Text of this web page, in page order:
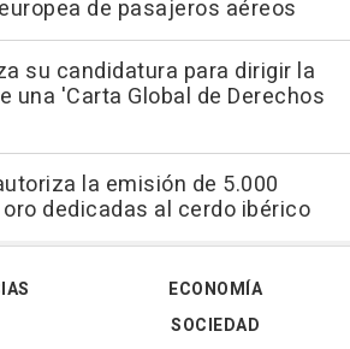
de pasajeros aéreos
su candidatura para dirigir la
una 'Carta Global de Derechos
la emisión de 5.000
dedicadas al cerdo ibérico
ECONOMÍA
SOCIEDAD